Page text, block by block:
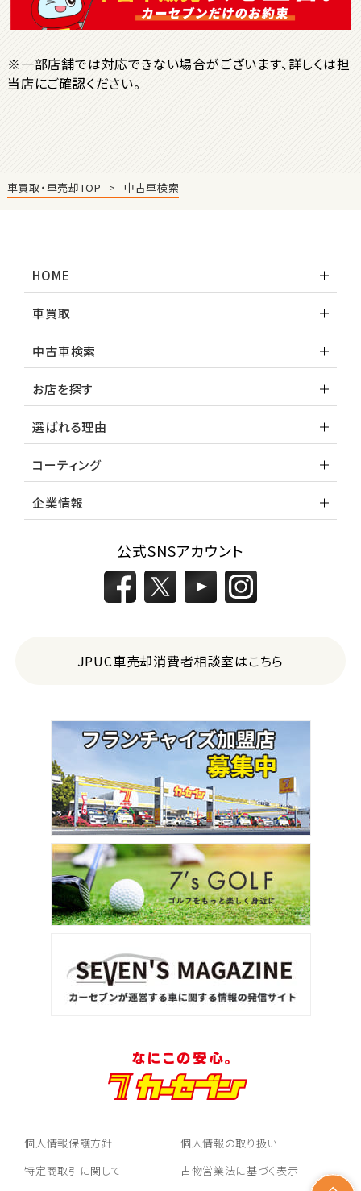
トヨタ
ヤリスクロス
※一部店舗では対応できない場合がございます、詳しくは担
当店にご確認ください。
車買取・車売却TOP 中古車検索
HOME
車買取
中古車検索
お店を探す
選ばれる理由
コーティング
企業情報
公式SNSアカウント
JPUC車売却消費者相談室はこちら
個人情報保護方針
個人情報の取り扱い
特定商取引に関して
古物営業法に基づく表示